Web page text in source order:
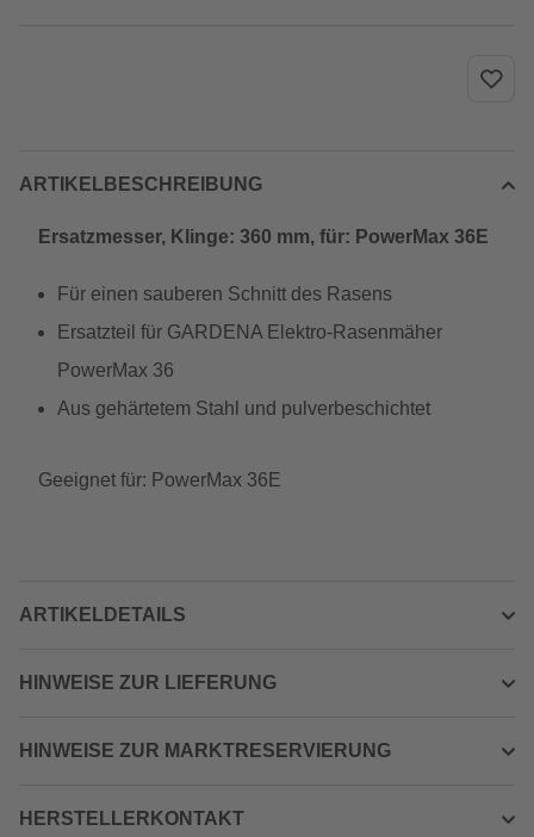
ARTIKELBESCHREIBUNG
Ersatzmesser, Klinge: 360 mm, für: PowerMax 36E
Für einen sauberen Schnitt des Rasens
Ersatzteil für GARDENA Elektro-Rasenmäher
PowerMax 36
Aus gehärtetem Stahl und pulverbeschichtet
Geeignet für: PowerMax 36E
ARTIKELDETAILS
HINWEISE ZUR LIEFERUNG
HINWEISE ZUR MARKTRESERVIERUNG
HERSTELLERKONTAKT